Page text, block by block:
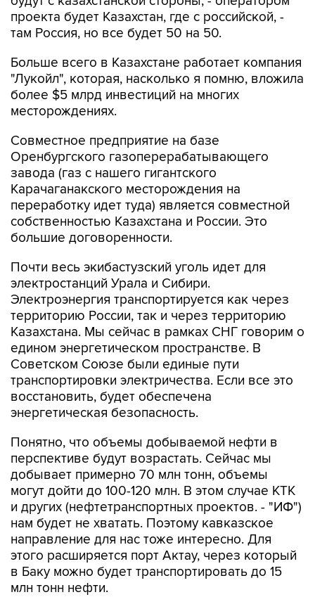
проекта будет Казахстан, где с российской, -
там Россия, но все будет 50 на 50.
Больше всего в Казахстане работает компания
"Лукойл", которая, насколько я помню, вложила
более $5 млрд инвестиций на многих
месторождениях.
Совместное предприятие на базе
Оренбургского газоперерабатывающего
завода (газ с нашего гигантского
Карачаганакского месторождения на
переработку идет туда) является совместной
собственностью Казахстана и России. Это
большие договоренности.
Почти весь экибастузский уголь идет для
электростанций Урала и Сибири.
Электроэнергия транспортируется как через
территорию России, так и через территорию
Казахстана. Мы сейчас в рамках СНГ говорим о
едином энергетическом пространстве. В
Советском Союзе были единые пути
транспортировки электричества. Если все это
восстановить, будет обеспечена
энергетическая безопасность.
Понятно, что объемы добываемой нефти в
перспективе будут возрастать. Сейчас мы
добывает примерно 70 млн тонн, объемы
могут дойти до 100-120 млн. В этом случае КТК
и других (нефтетранспортных проектов. - "ИФ")
нам будет не хватать. Поэтому кавказское
направление для нас тоже интересно. Для
этого расширяется порт Актау, через который
в Баку можно будет транспортировать до 15
млн тонн нефти.